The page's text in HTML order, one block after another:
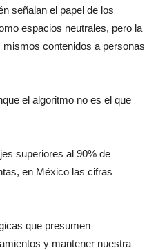
señalan el papel de los
espacios neutrales, pero la
contenidos a personas
el algoritmo no es el que
superiores al 90% de
en México las cifras
que presumen
y mantener nuestra